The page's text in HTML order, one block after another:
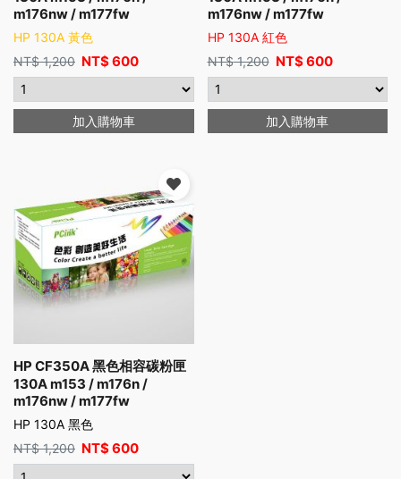
m176nw / m177fw
HP 130A 黃色
NT$1,200 NT$600
加入購物車
m176nw / m177fw
HP 130A 紅色
NT$1,200 NT$600
加入購物車
HP CF350A 黑色相容碳粉匣
130A m153 / m176n /
m176nw / m177fw
HP 130A 黑色
NT$1,200 NT$600